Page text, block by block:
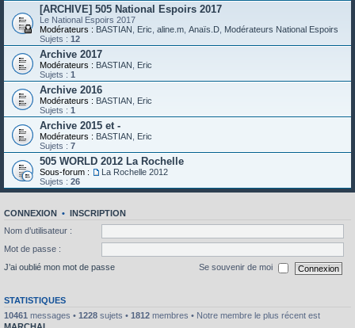
[ARCHIVE] 505 National Espoirs 2017
Le National Espoirs 2017
Modérateurs : BASTIAN Eric aline.m Anaïs.D Modérateurs National Espoirs
Sujets : 12
Archive 2017
Modérateurs : BASTIAN
Eric
Sujets : 1
Archive 2016
Modérateurs : BASTIAN
Eric
Sujets : 1
Archive 2015 et -
Modérateurs : BASTIAN
Eric
Sujets : 7
505 WORLD 2012 La Rochelle
Sous-forum :
La Rochelle 2012
Sujets : 26
CONNEXION • INSCRIPTION
Nom d’utilisateur :
Mot de passe :
J’ai oublié mon mot de passe
Se souvenir de moi
STATISTIQUES
10461 messages • 1228 sujets • 1812 membres • Notre membre le plus récent est